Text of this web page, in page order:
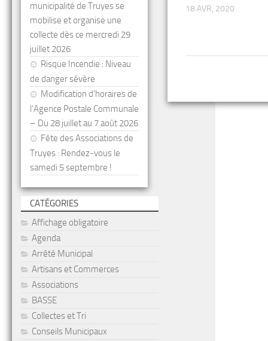
18 AVR, 2020
municipalité de Truyes se
mobilise et organise une
collecte dès ce mercredi 29
juillet 2026
Risque Incendie : Niveau
de danger sévère
Modification d’horaires de
l’Agence Postale Communale
– Du 28 juillet au 7 août 2026
Fête des Associations de
Truyes : Rendez-vous le
samedi 5 septembre !
CATÉGORIES
Affichage obligatoire
Agenda
Arrêté Municipal
Artisans et Commerces
Associations
BASSE
Collectes et Tri
Conseils Municipaux